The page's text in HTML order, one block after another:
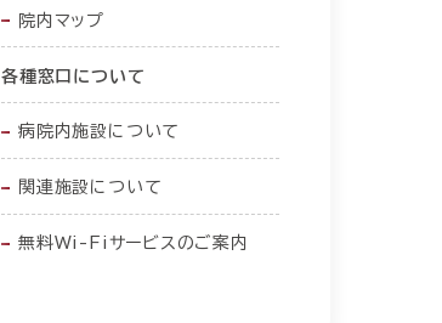
院内マップ
各種窓口について
病院内施設について
関連施設について
無料Wi-Fiサービスのご案内